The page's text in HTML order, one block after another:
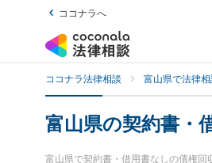
ココナラへ
ココナラ法律相談 富山県で法律
富山県の契約書・
富山県で契約書・借用書なしの債権